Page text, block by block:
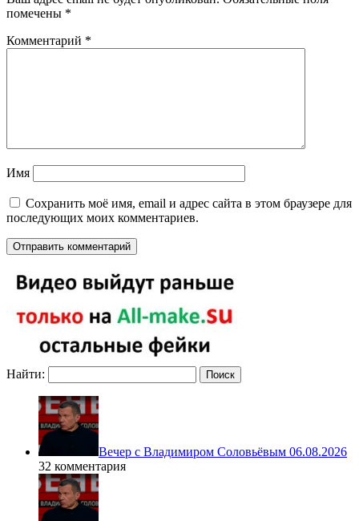
помечены *
Комментарий *
Имя
Сохранить моё имя, email и адрес сайта в этом браузере для
последующих моих комментариев.
Найти:
Вечер с Владимиром Соловьёвым 06.08.2026
32 комментария